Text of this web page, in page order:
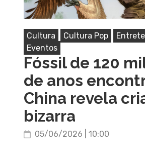
Cultura Cultura Pop
Eventos
Fóssil de 120
de anos
China revela
bizarra
05/06/2026 | 10:00